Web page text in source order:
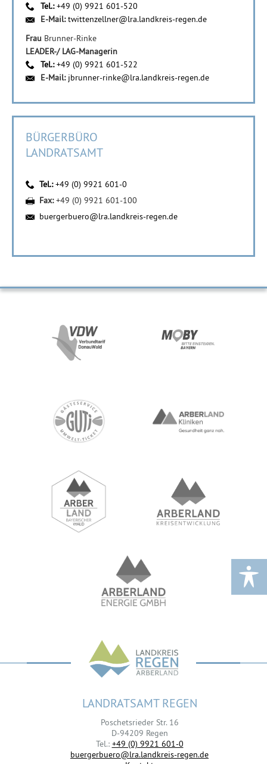
Tel.:+49 (0) 9921 601-520
E-Mail:twittenzellner@lra.landkreis-regen.de
Frau Brunner-Rinke
LEADER-/ LAG-Managerin
Tel.:+49 (0) 9921 601-522
E-Mail: jbrunner-rinke@lra.landkreis-regen.de
BÜRGERBÜRO
LANDRATSAMT
Tel.:+49 (0) 9921 601-0
Fax:+49 (0) 9921 601-100
buergerbuero@lra.landkreis-regen.de
LANDRATSAMT REGEN
Poschetsrieder Str. 16
D-94209 Regen
Tel.: +49 (0) 9921 601-0
buergerbuero@lra.landkreis-regen.de